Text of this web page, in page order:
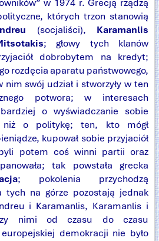
których trzon stanowią
(socjaliści), Karamanlis
; głowy tych klanów
dobrobytem na kredyt;
rozdęcia aparatu państwowego,
nim swój udział i stworzyły w ten
potwora; w interesach
o wyświadczanie sobie
niż o politykę; ten, kto mógł
kupował sobie przyjaciół
potem coś winni partii oraz
tak powstała grecka
; pokolenia przychodzą
tych na górze pozostają jednak
i Karamanlis, Karamanlis i
nimi od czasu do czasu
demokracji nie było